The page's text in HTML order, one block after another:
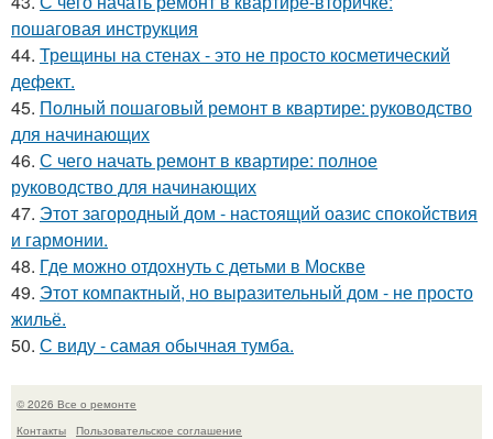
пошаговая инструкция
44. Трещины на стенах - это не просто косметический
дефект.
45. Полный пошаговый ремонт в квартире: руководство
для начинающих
46. С чего начать ремонт в квартире: полное
руководство для начинающих
47. Этот загородный дом - настоящий оазис спокойствия
и гармонии.
48. Где можно отдохнуть с детьми в Москве
49. Этот компактный, но выразительный дом - не просто
жильё.
50. С виду - самая обычная тумба.
© 2026 Все о ремонте
Контакты
Пользовательское соглашение